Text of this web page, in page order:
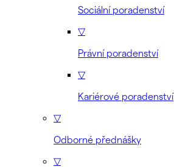
Sociální poradenství
▽
Právní poradenství
▽
Kariérové poradenství
▽
Odborné přednášky
▽